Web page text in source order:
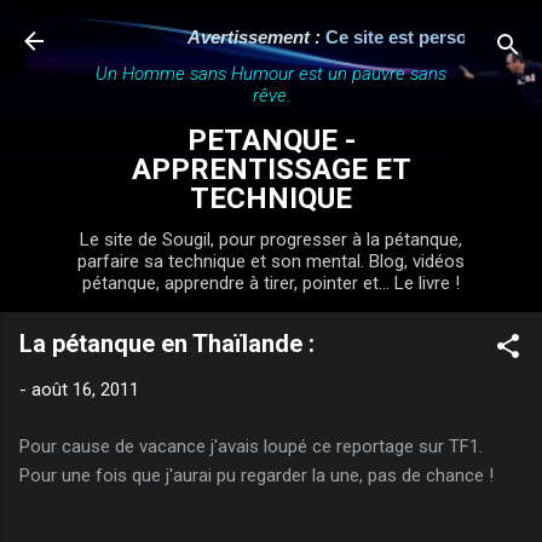
Accéder au contenu
Avertissement : Ce site est personnel,
Un Homme sans Humour est un pauvre sans
rêve.
PETANQUE -
APPRENTISSAGE ET
TECHNIQUE
Le site de Sougil, pour progresser à la pétanque,
parfaire sa technique et son mental. Blog, vidéos
pétanque, apprendre à tirer, pointer et... Le livre !
La pétanque en Thaïlande :
- août 16, 2011
Pour cause de vacance j'avais loupé ce reportage sur TF1.
Pour une fois que j'aurai pu regarder la une, pas de chance !